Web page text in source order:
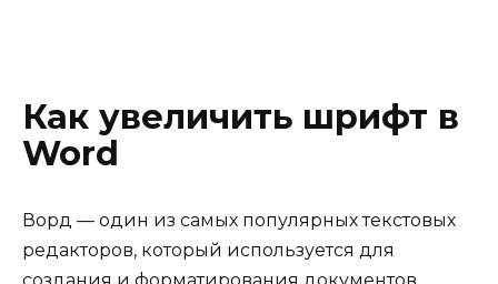
Как увеличить шрифт в
Word
Ворд — один из самых популярных текстовых
редакторов, который используется для